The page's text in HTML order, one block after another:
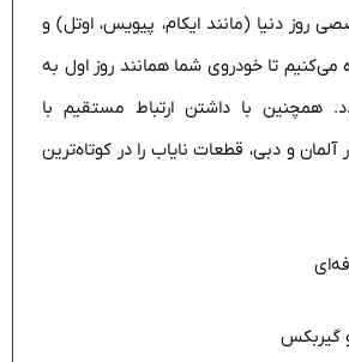
روز دنیا (مانند ایکام، پیویس، اوتل) و
تا خودروی شما همانند روز اول به
همچنین با داشتن ارتباط مستقیم با
و دبی، قطعات نایاب را در کوتاه‌ترین
گیربکس